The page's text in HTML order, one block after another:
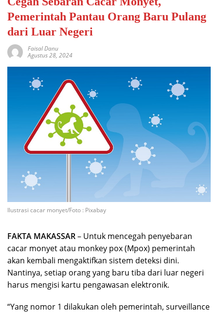
Pemerintah Pantau Orang Baru Pulang
dari Luar Negeri
Faisal Danu
Agustus 28, 2024
Ilustrasi cacar monyet/Foto : Pixabay
FAKTA MAKASSAR– Untuk mencegah penyebaran
cacar monyet atau monkey pox (Mpox) pemerintah
akan kembali mengaktifkan sistem deteksi dini.
Nantinya, setiap orang yang baru tiba dari luar negeri
harus mengisi kartu pengawasan elektronik.
“Yang nomor 1 dilakukan oleh pemerintah, surveillance